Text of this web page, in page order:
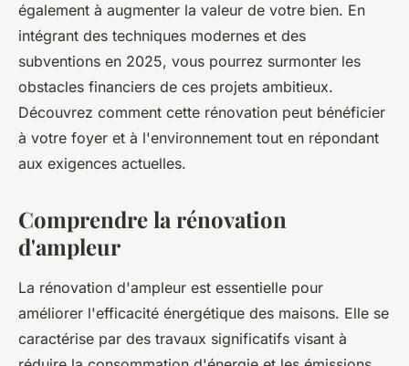
léonne•29 mars 2025•5 min de lecture
également à augmenter la valeur de votre bien. En
intégrant des techniques modernes et des
subventions en 2025, vous pourrez surmonter les
obstacles financiers de ces projets ambitieux.
Découvrez comment cette rénovation peut bénéficier
à votre foyer et à l'environnement tout en répondant
aux exigences actuelles.
Comprendre la rénovation
d'ampleur
La rénovation d'ampleur est essentielle pour
améliorer l'efficacité énergétique des maisons. Elle se
caractérise par des travaux significatifs visant à